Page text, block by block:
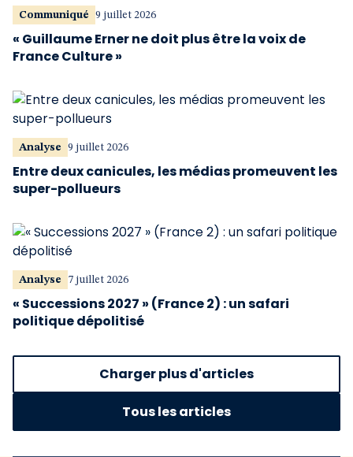
Communiqué 9 juillet 2026
« Guillaume Erner ne doit plus être la voix de
France Culture »
Analyse 9 juillet 2026
Entre deux canicules, les médias promeuvent les
super-pollueurs
Analyse 7 juillet 2026
« Successions 2027 » (France 2) : un safari
politique dépolitisé
Charger plus d'articles
Tous les articles